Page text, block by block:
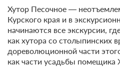
Хутор Песочное —
Курского края и в
начинаются все экскурсии,
как хутора со столыпинских
дореволюционной части
как части усадьбы